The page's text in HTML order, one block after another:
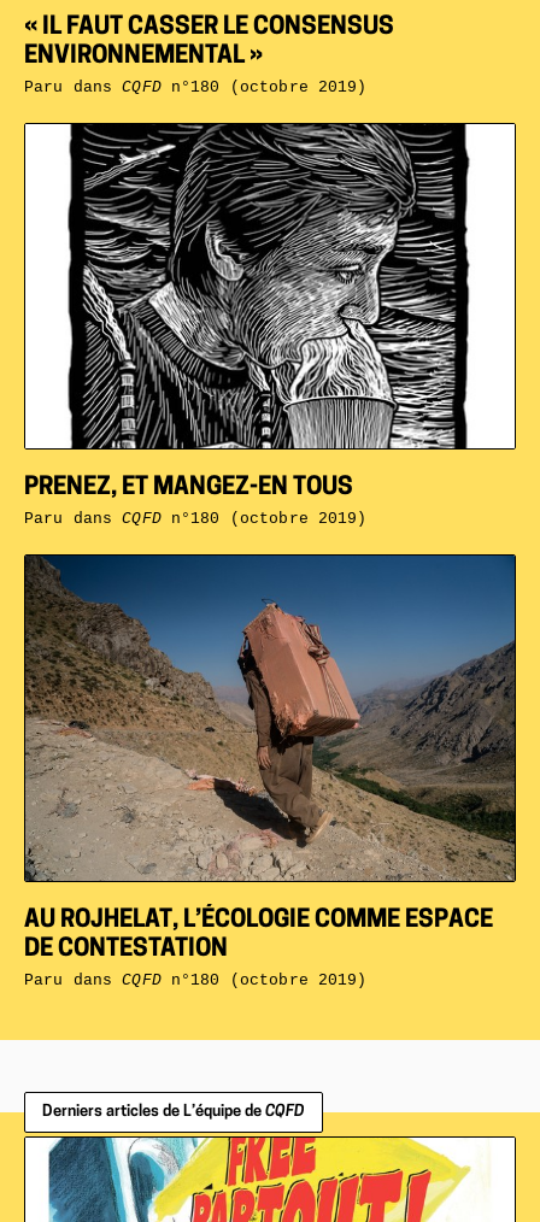
AU ROJHELAT, L’ÉCOLOGIE COMME ESPACE
DE CONTESTATION
Paru dansCQFDn°180 (octobre 2019)
PRENEZ, ET MANGEZ-EN TOUS
Paru dansCQFDn°180 (octobre 2019)
« IL FAUT CASSER LE CONSENSUS
ENVIRONNEMENTAL »
Paru dansCQFDn°180 (octobre 2019)
Derniers articles de L’équipe de CQFD